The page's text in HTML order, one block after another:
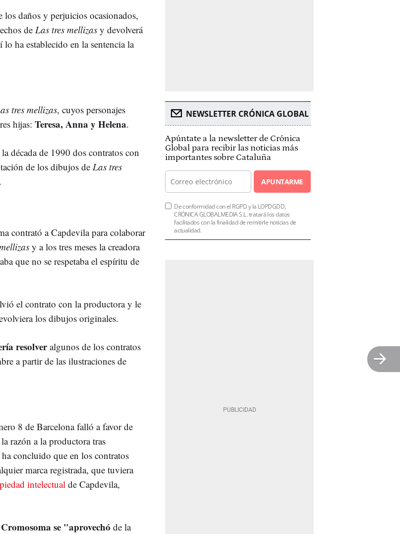
daños y perjuicios ocasionados,
de Las tres mellizas y devolverá
ha establecido en la sentencia la
tres mellizas, cuyos personajes
hijas: Teresa, Anna y Helena.
década de 1990 dos contratos con
de los dibujos de Las tres
.
contrató a Capdevila para colaborar
y a los tres meses la creadora
que no se respetaba el espíritu de
el contrato con la productora y le
los dibujos originales.
resolveralgunos de los contratos
a partir de las ilustraciones de
8 de Barcelona falló a favor de
razón a la productora tras
concluido que en los contratos
marca registrada, que tuviera
intelectual de Capdevila,
Cromosoma se "aprovechó de la
NEWSLETTER CRÓNICA GLOBAL
Apúntate a la newsletter de Crónica
Global para recibir las noticias más
importantes sobre Cataluña
APUNTARME
De conformidad con el RGPD y la LOPDGDD,
CRÓNICA GLOBALMEDIA S.L. tratará los datos
facilitados con la finalidad de remitirle noticias de
actualidad.